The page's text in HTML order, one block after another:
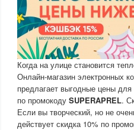
Когда на улице становится
Онлайн-магазин электронных
предлагает выгодные цены
по промокоду SUPERAPREL.
Если вы творческий, но не
действует скидка 10% по